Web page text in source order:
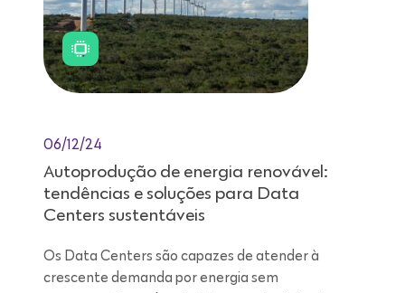
06/12/24
Autoprodução de energia renovável:
tendências e soluções para Data
Centers sustentáveis
Os Data Centers são capazes de atender à
crescente demanda por energia sem